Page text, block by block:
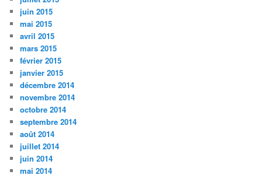
juin 2015
mai 2015
avril 2015
mars 2015
février 2015
janvier 2015
décembre 2014
novembre 2014
octobre 2014
septembre 2014
août 2014
juillet 2014
juin 2014
mai 2014